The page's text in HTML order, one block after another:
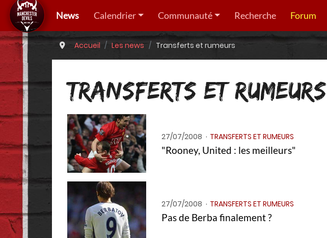
News Calendrier Communauté Recherche Forum
Accueil Les news Transferts et rumeurs
TRANSFERTS ET RUMEURS
27/07/2008 TRANSFERTS ET RUMEURS
"Rooney, United : les meilleurs"
27/07/2008 TRANSFERTS ET RUMEURS
Pas de Berba finalement ?